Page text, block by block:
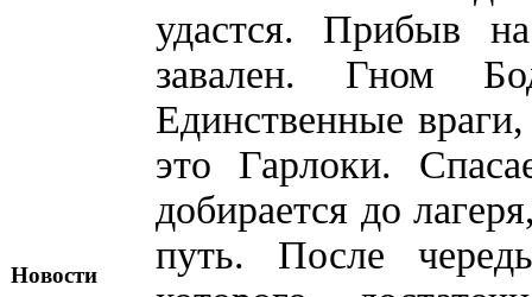
Новости
удастся. Прибыв
завален. Гном
Единственные
это Гарлоки.
добирается до
путь. После